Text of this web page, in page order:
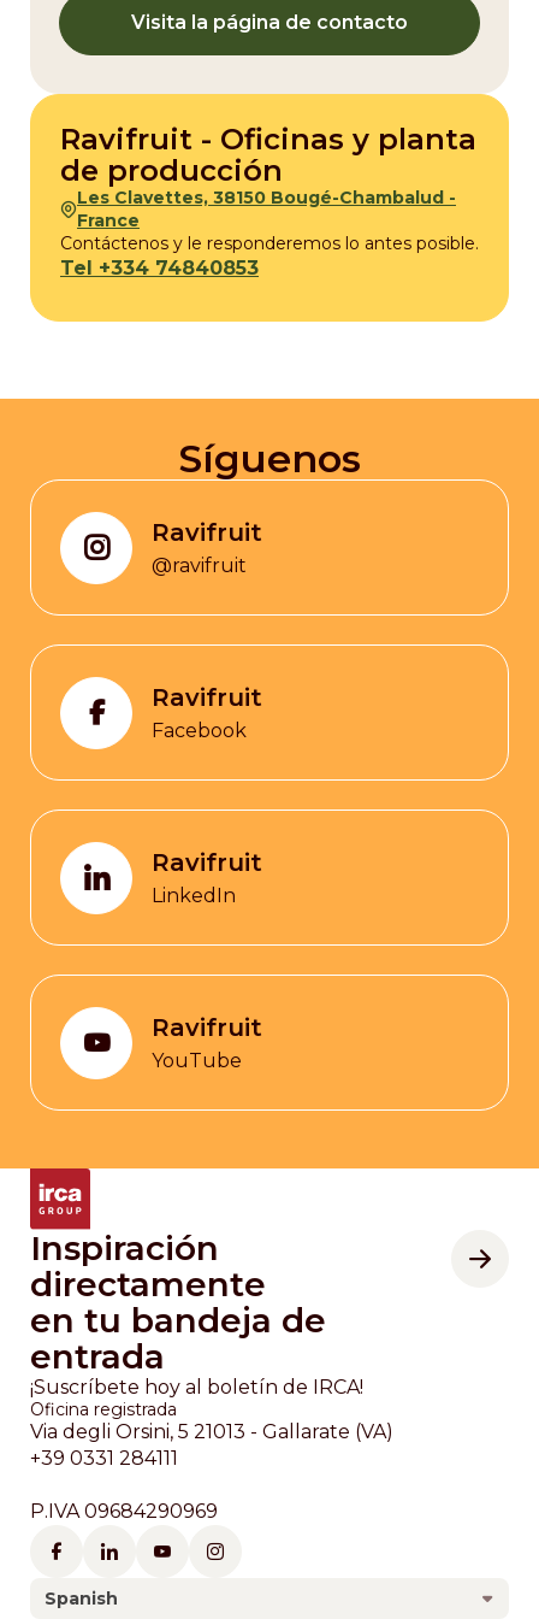
Visita la página de contacto
Ravifruit - Oficinas y planta
de producción
Les Clavettes, 38150 Bougé-Chambalud -
France
Contáctenos y le responderemos lo antes posible.
Tel +334 74840853
Síguenos
Ravifruit
@ravifruit
Ravifruit
Facebook
Ravifruit
LinkedIn
Ravifruit
YouTube
Inspiración
directamente
en tu bandeja de
entrada
¡Suscríbete hoy al boletín de IRCA!
Oficina registrada
Via degli Orsini, 5 21013 - Gallarate (VA)
+39 0331 284111
P.IVA 09684290969
Spanish